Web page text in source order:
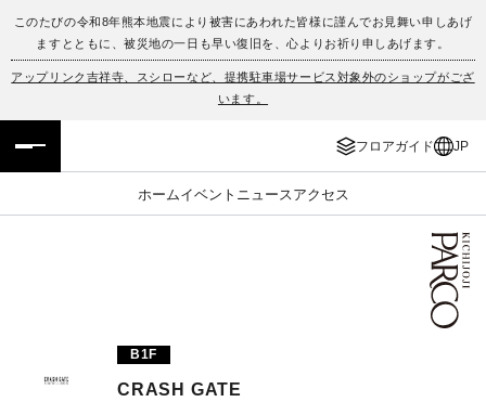
このたびの令和8年熊本地震により被害にあわれた皆様に謹んでお見舞い申しあげ
ますとともに、被災地の一日も早い復旧を、心よりお祈り申しあげます。
アップリンク吉祥寺、スシローなど、提携駐車場サービス対象外のショップがござ
います。
フロアガイド JP
ホームイベント ニュース アクセス
フロアガイド
イベント・ポップアップ
ニュース
PARCOメンバーズ
ENGLISH
簡体字
한국어
B1F
CRASH GATE